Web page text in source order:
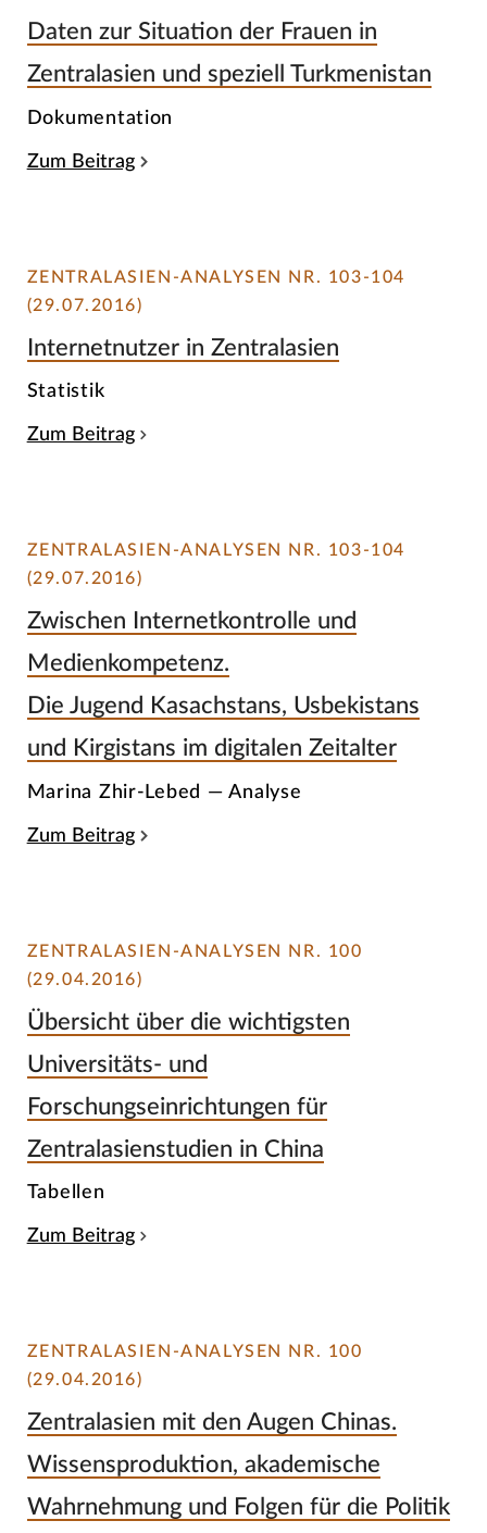
Daten zur Situation der Frauen in
Zentralasien und speziell Turkmenistan
Dokumentation
Zum Beitrag
ZENTRALASIEN-ANALYSEN NR. 103-104
(29.07.2016)
Internetnutzer in Zentralasien
Statistik
Zum Beitrag
ZENTRALASIEN-ANALYSEN NR. 103-104
(29.07.2016)
Zwischen Internetkontrolle und
Medienkompetenz.
Die Jugend Kasachstans, Usbekistans
und Kirgistans im digitalen Zeitalter
Marina Zhir-Lebed — Analyse
Zum Beitrag
ZENTRALASIEN-ANALYSEN NR. 100
(29.04.2016)
Übersicht über die wichtigsten
Universitäts- und
Forschungseinrichtungen für
Zentralasienstudien in China
Tabellen
Zum Beitrag
ZENTRALASIEN-ANALYSEN NR. 100
(29.04.2016)
Zentralasien mit den Augen Chinas.
Wissensproduktion, akademische
Wahrnehmung und Folgen für die Politik